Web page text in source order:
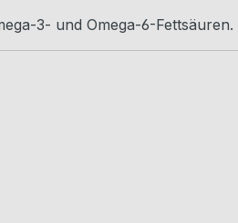
3- und Omega-6-Fettsäuren.